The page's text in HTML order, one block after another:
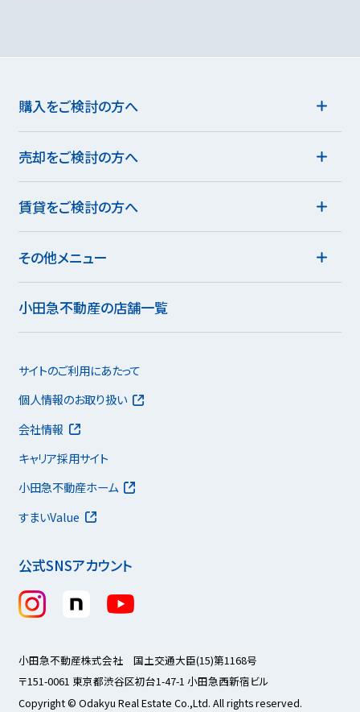
購入をご検討の方へ
売却をご検討の方へ
賃貸をご検討の方へ
その他メニュー
小田急不動産の店舗一覧
公式SNSアカウント
サイトのご利用にあたって
個人情報のお取り扱い
会社情報
キャリア採用サイト
小田急不動産ホーム
すまいValue
小田急不動産株式会社 国土交通大臣(15)第1168号
〒151-0061 東京都渋谷区初台1-47-1 小田急西新宿ビル
Copyright © Odakyu Real Estate Co.,Ltd. All rights reserved.